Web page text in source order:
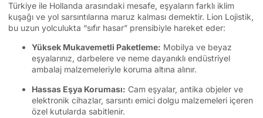
Türkiye ile Hollanda arasındaki mesafe, eşyaların farklı iklim
kuşağı ve yol sarsıntılarına maruz kalması demektir. Lion Lojistik,
bu uzun yolculukta “sıfır hasar” prensibiyle hareket eder:
Yüksek Mukavemetli Paketleme: Mobilya ve beyaz
eşyalarınız, darbelere ve neme dayanıklı endüstriyel
ambalaj malzemeleriyle koruma altına alınır.
Hassas Eşya Koruması: Cam eşyalar, antika objeler ve
elektronik cihazlar, sarsıntı emici dolgu malzemeleri içeren
özel kutularda sabitlenir.